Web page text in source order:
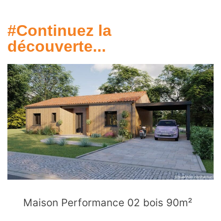
#Continuez la
découverte...
Maison Performance 02 bois 90m²